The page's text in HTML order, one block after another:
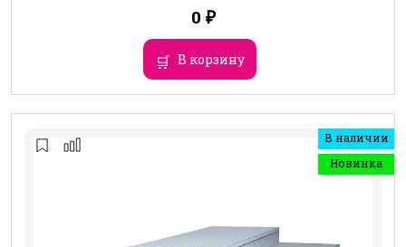
0 ₽
В корзину
В наличии
Новинка